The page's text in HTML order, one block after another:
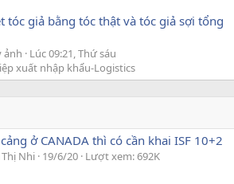
tóc giả bằng tóc thật và tóc giả sợi tổng
ảnh
Lúc 09:21, Thứ sáu
xuất nhập khẩu-Logistics
ở CANADA thì có cần khai ISF 10+2
Nhi 19/6/20 Lượt xem: 692K